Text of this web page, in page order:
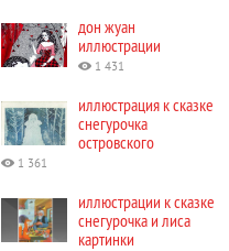
дон жуан
иллюстрации
1 431
иллюстрация к сказке
снегурочка
островского
1 361
иллюстрации к сказке
снегурочка и лиса
картинки